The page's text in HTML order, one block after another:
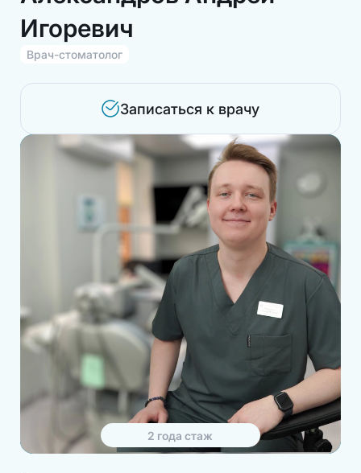
Игоревич
Врач-стоматолог
Записаться к врачу
2 года стаж